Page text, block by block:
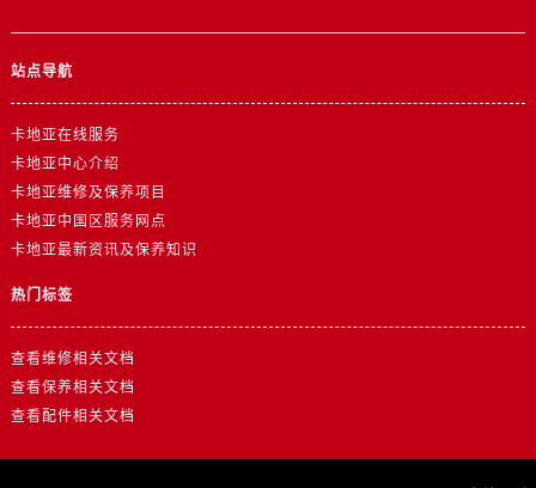
站点导航
卡地亚在线服务
卡地亚中心介绍
卡地亚维修及保养项目
卡地亚中国区服务网点
卡地亚最新资讯及保养知识
热门标签
查看维修相关文档
查看保养相关文档
查看配件相关文档